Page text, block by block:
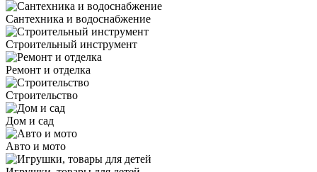
Сантехника и водоснабжение
Строительный инструмент
Ремонт и отделка
Строительство
Дом и сад
Авто и мото